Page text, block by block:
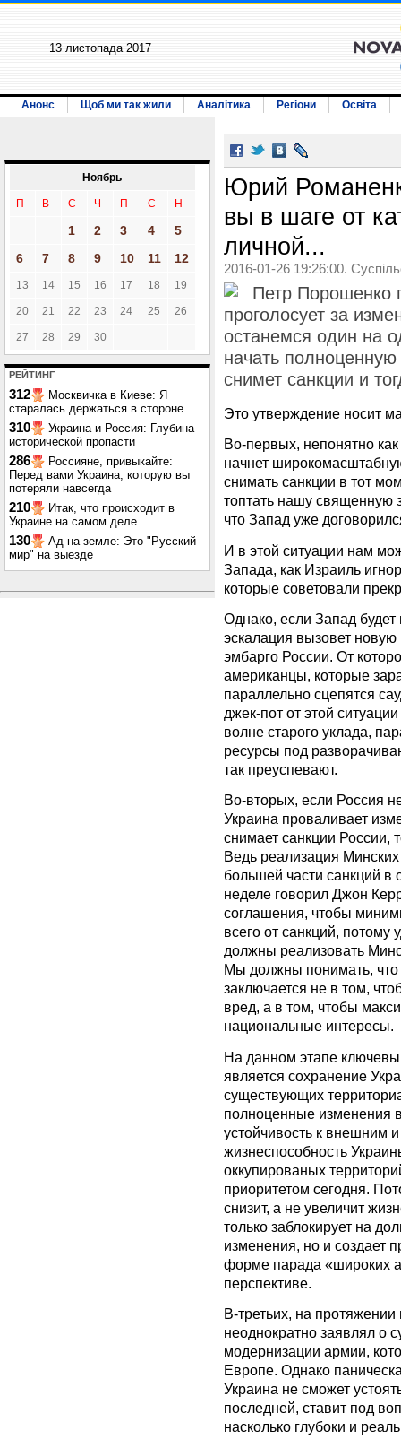
13 листопада 2017
Анонс Щоб ми так жили Аналітика Регіони Освіта
Ноябрь
П В С Ч П С Н
1 2 3 4
5
6
7 8 9 10 11 12
13 14 15 16 17 18 19
20 21 22 23 24 25 26
27 28 29 30
РЕЙТИНГ
312
Москвичка в Киеве: Я
старалась держаться в стороне...
310
Украина и Россия: Глубина
исторической пропасти
286
Россияне, привыкайте:
Перед вами Украина, которую вы
потеряли навсегда
210
Итак, что происходит в
Украине на самом деле
130
Ад на земле: Это "Русский
мир" на выезде
Юрий
вы в шаге от
личной...
2016-01-26 19:26:00.
Петр Порошенко
проголосует за
останемся один на
начать
снимет санкции и
Это утверждение носит
Во-первых, непонятно
начнет
снимать санкции в тот
топтать нашу священную
что Запад уже
И в этой ситуации нам
Запада, как Израиль
которые советовали
Однако, если Запад будет
эскалация вызовет
эмбарго России. От
американцы, которые
параллельно сцепятся
джек-пот от этой
волне старого уклада,
ресурсы под
так преуспевают.
Во-вторых, если Россия
Украина проваливает
снимает санкции России,
Ведь реализация
большей части санкций
неделе говорил Джон
соглашения, чтобы
всего от санкций, потому
должны реализовать
Мы должны понимать,
заключается не в том,
вред, а в том, чтобы
национальные интересы.
На данном этапе
является сохранение
существующих
полноценные изменения
устойчивость к внешним
жизнеспособность
оккупированых
приоритетом сегодня.
снизит, а не увеличит
только заблокирует на
изменения, но и создает
форме парада «широких
перспективе.
В-третьих, на
неоднократно заявлял о
модернизации армии,
Европе. Однако
Украина не сможет
последней, ставит под
насколько глубоки и